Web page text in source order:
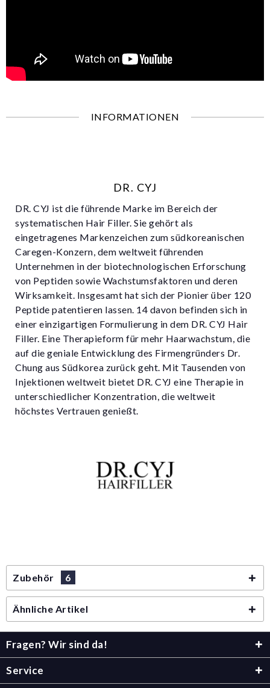
INFORMATIONEN
DR. CYJ
DR. CYJ ist die führende Marke im Bereich der
systematischen Hair Filler. Sie gehört als
eingetragenes Markenzeichen zum südkoreanischen
Caregen-Konzern, dem weltweit führenden
Unternehmen in der biotechnologischen Erforschung
von Peptiden sowie Wachstumsfaktoren und deren
Wirksamkeit. Insgesamt hat sich der Pionier über 120
Peptide patentieren lassen. 14 davon befinden sich in
einer einzigartigen Formulierung in dem DR. CYJ Hair
Filler. Eine Therapieform für mehr Haarwachstum, die
auf die geniale Entwicklung des Firmengründers Dr.
Chung aus Südkorea zurück geht. Mit Tausenden von
Injektionen weltweit bietet DR. CYJ eine Therapie in
unterschiedlicher Konzentration, die weltweit
höchstes Vertrauen genießt.
Zubehör 6
Ähnliche Artikel
Fragen? Wir sind da!
Service